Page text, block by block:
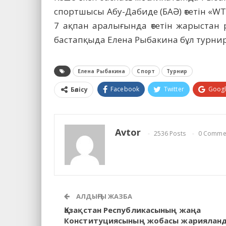
спортшысы Абу-Дабиде (БАӘ) өтетін
7 ақпан аралығында өтетін
бастапқыда Елена Рыбакина бұл
Елена Рыбакина Спорт Турнир
Бөлісу Facebook Twitter
Avtor 2536 Posts 0
АЛДЫҢҒЫ ЖАЗБА
Қазақстан Республикасының жаңа
Конституциясының жобасы